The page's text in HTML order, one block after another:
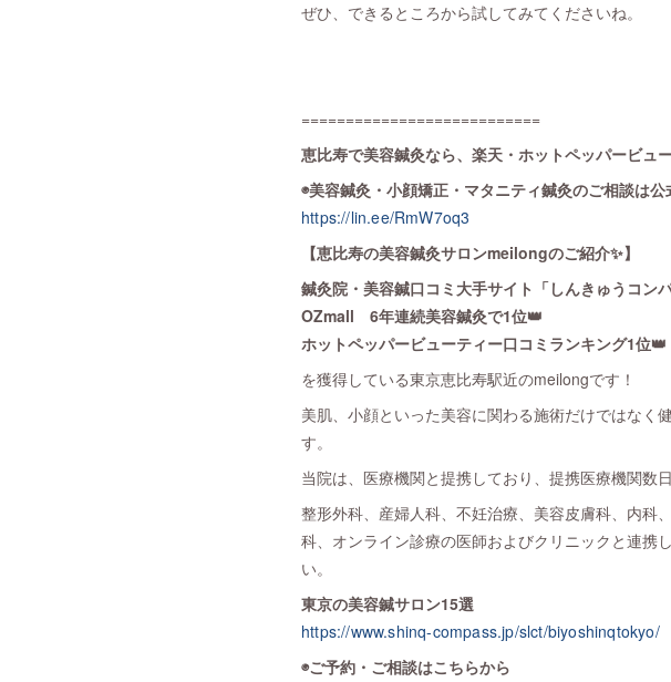
ぜひ、できるところから試してみてくださいね。
===========================
恵比寿で美容鍼灸なら、楽天・ホットペッパービ
◉美容鍼灸・小顔矯正・マタニティ鍼灸のご相談は公
https://lin.ee/RmW7oq3
【恵比寿の美容鍼灸サロンmeilongのご紹介✨】
鍼灸院・美容鍼口コミ大手サイト「しんきゅうコン
OZmall 6年連続美容鍼灸で1位👑
ホットペッパービューティー口コミランキング1位👑
を獲得している東京恵比寿駅近のmeilongです！
美肌、小顔といった美容に関わる施術だけではなく
す。
当院は、医療機関と提携しており、提携医療機関数
整形外科、産婦人科、不妊治療、美容皮膚科、内科
科、オンライン診療の医師およびクリニックと連携
い。
東京の美容鍼サロン15選
https://www.shinq-compass.jp/slct/biyoshinqtokyo/
◉ご予約・ご相談はこちらから